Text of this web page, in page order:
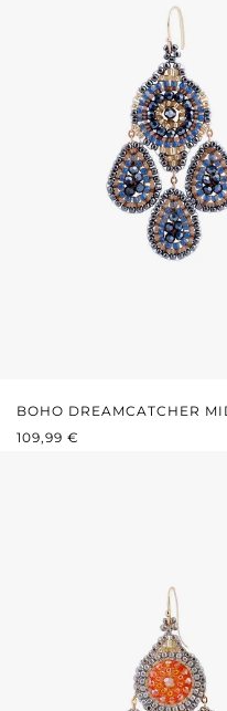
BOHO DREAMCATCHER
PREZZO NORMALE:
109,99 €